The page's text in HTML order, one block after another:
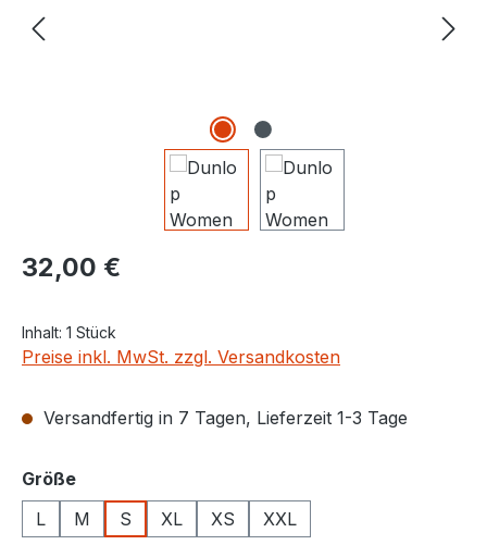
Regulärer Preis:
32,00 €
Inhalt: 1 Stück
Preise inkl. MwSt. zzgl. Versandkosten
Versandfertig in 7 Tagen, Lieferzeit 1-3 Tage
Größeauswählen
L
M S XL XS XXL